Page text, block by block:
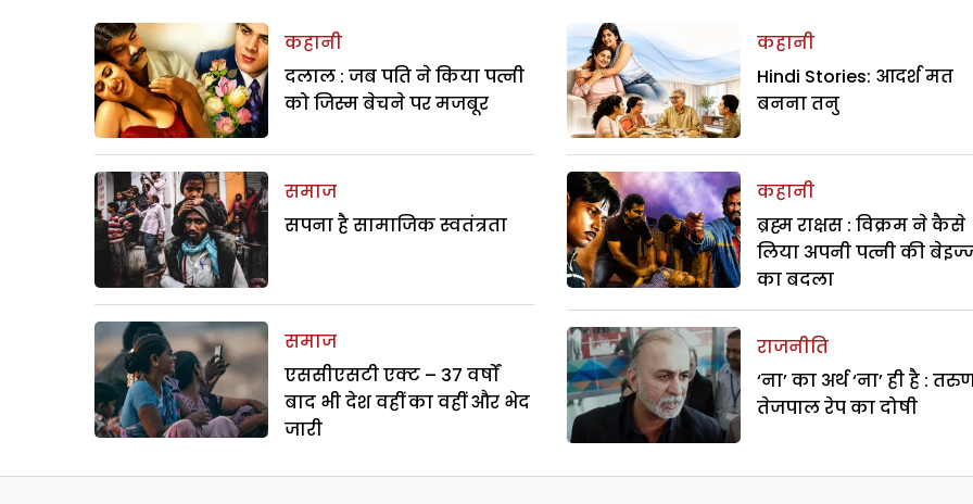
कहानी
दलाल : जब पति ने किया पत्नी
को जिस्म बेचने पर मजबूर
समाज
सपना है सामाजिक स्वतंत्रता
समाज
एससीएसटी एक्ट – 37 वर्षों
बाद भी देश वहीं का वहीं और भेद
जारी
कहानी
Hindi Stories: आदर्श मत
बनना तनु
कहानी
ब्रह्म राक्षस : विक्रम ने कैसे
लिया अपनी पत्नी की
का बदला
राजनीति
‘ना’ का अर्थ ‘ना’ ही है :
तेजपाल रेप का दोषी